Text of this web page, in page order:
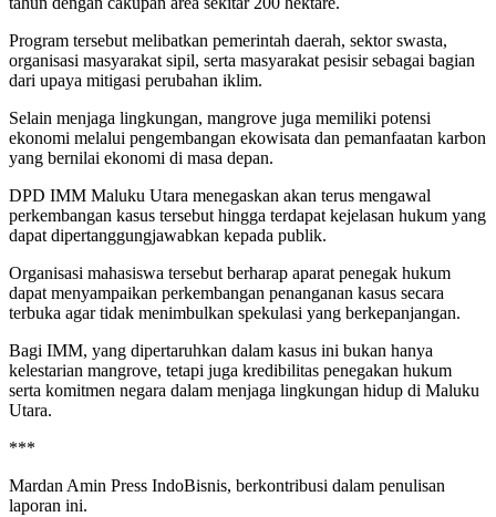
Program tersebut melibatkan pemerintah daerah, sektor swasta,
organisasi masyarakat sipil, serta masyarakat pesisir sebagai bagian
dari upaya mitigasi perubahan iklim.
Selain menjaga lingkungan, mangrove juga memiliki potensi
ekonomi melalui pengembangan ekowisata dan pemanfaatan karbon
yang bernilai ekonomi di masa depan.
DPD IMM Maluku Utara menegaskan akan terus mengawal
perkembangan kasus tersebut hingga terdapat kejelasan hukum yang
dapat dipertanggungjawabkan kepada publik.
Organisasi mahasiswa tersebut berharap aparat penegak hukum
dapat menyampaikan perkembangan penanganan kasus secara
terbuka agar tidak menimbulkan spekulasi yang berkepanjangan.
Bagi IMM, yang dipertaruhkan dalam kasus ini bukan hanya
kelestarian mangrove, tetapi juga kredibilitas penegakan hukum
serta komitmen negara dalam menjaga lingkungan hidup di Maluku
Utara.
***
Mardan Amin Press IndoBisnis, berkontribusi dalam penulisan
laporan ini.